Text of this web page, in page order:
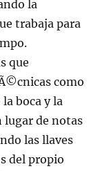
la
trabaja para
que
como
boca y la
lugar de notas
las llaves
del propio